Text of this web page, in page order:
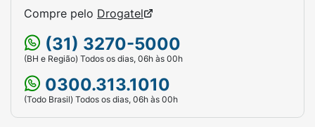
Compre pelo Drogatel
(31) 3270-5000
(BH e Região) Todos os dias, 06h às 00h
0300.313.1010
(Todo Brasil) Todos os dias, 06h às 00h